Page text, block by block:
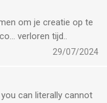
om je creatie op te
verloren tijd..
29/07/2024
can literally cannot